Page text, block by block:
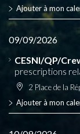
Ajouter à mon
09/09/2026
CESNI/QP/
prescriptions
2 Place de la
Ajouter à mon